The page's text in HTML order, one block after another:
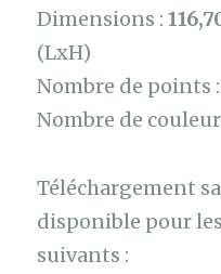
Dimensions :
(LxH)
Nombre de points
Nombre de
Téléchargement
disponible pour
suivants :